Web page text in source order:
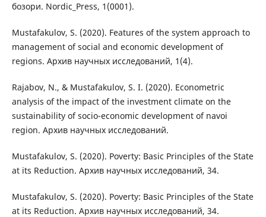
бозори. Nordic_Press, 1(0001).
Mustafakulov, S. (2020). Features of the system approach to
management of social and economic development of
regions. Архив научных исследований, 1(4).
Rajabov, N., & Mustafakulov, S. I. (2020). Econometric
analysis of the impact of the investment climate on the
sustainability of socio-economic development of navoi
region. Архив научных исследований.
Mustafakulov, S. (2020). Poverty: Basic Principles of the State
at its Reduction. Архив научных исследований, 34.
Mustafakulov, S. (2020). Poverty: Basic Principles of the State
at its Reduction. Архив научных исследований, 34.